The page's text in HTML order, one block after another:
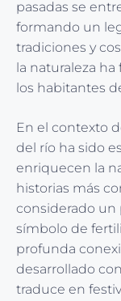
pasadas se
formando un
tradiciones y
la naturaleza
los habitantes
En el contexto
del río ha sido
enriquecen la
historias más
considerado un
símbolo de
profunda
desarrollado
traduce en